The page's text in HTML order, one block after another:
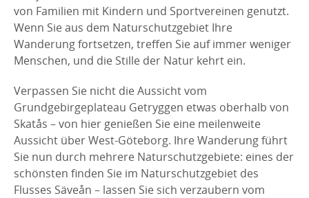
von Familien mit Kindern und Sportvereinen genutzt.
Wenn Sie aus dem Naturschutzgebiet Ihre
Wanderung fortsetzen, treffen Sie auf immer weniger
Menschen, und die Stille der Natur kehrt ein.
Verpassen Sie nicht die Aussicht vom
Grundgebirgeplateau Getryggen etwas oberhalb von
Skatås – von hier genießen Sie eine meilenweite
Aussicht über West-Göteborg. Ihre Wanderung führt
Sie nun durch mehrere Naturschutzgebiete: eines der
schönsten finden Sie im Naturschutzgebiet des
Flusses Säveån – lassen Sie sich verzaubern vom